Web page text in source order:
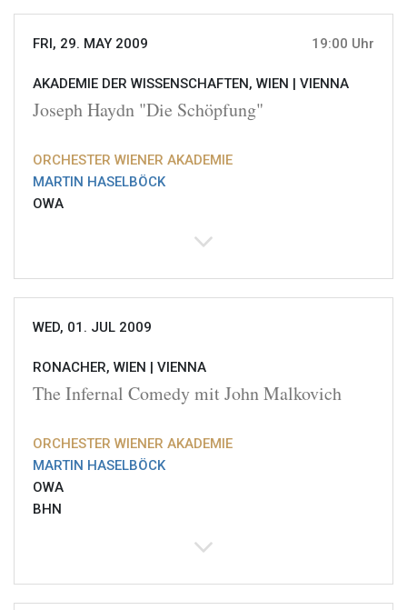
FRI, 29. MAY 2009 19:00 Uhr
AKADEMIE DER WISSENSCHAFTEN, WIEN | VIENNA
Joseph Haydn "Die Schöpfung"
ORCHESTER WIENER AKADEMIE
MARTIN HASELBÖCK
OWA
WED, 01. JUL 2009
RONACHER, WIEN | VIENNA
The Infernal Comedy mit John Malkovich
ORCHESTER WIENER AKADEMIE
MARTIN HASELBÖCK
OWA
BHN